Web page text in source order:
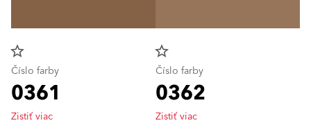
star_border
Číslo farby
0361
Zistiť viac
star_border
Číslo farby
0362
Zistiť viac